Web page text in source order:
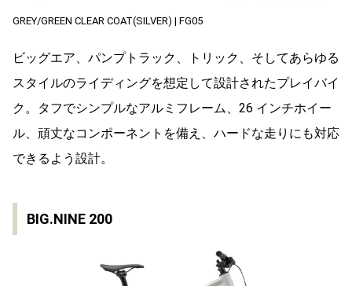
GREY/GREEN CLEAR COAT(SILVER) | FG05
ビッグエア、パンプトラック、トリック、そしてあらゆる
スタイルのライディングを想定して設計されたプレイバイ
ク。タフでシンプルなアルミフレーム、26 インチホイー
ル、頑丈なコンポーネントを備え、ハードな走りにも対応
できるよう設計。
BIG.NINE 200